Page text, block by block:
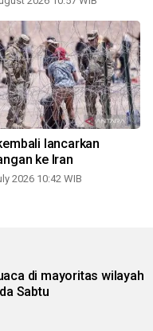
lancarkan
ke Iran
2026 10:42 WIB
di mayoritas wilayah
Sabtu